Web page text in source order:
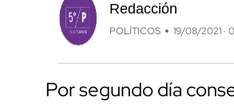
Redacción
POLÍTICOS 19/08/2021 ·
Por segundo día